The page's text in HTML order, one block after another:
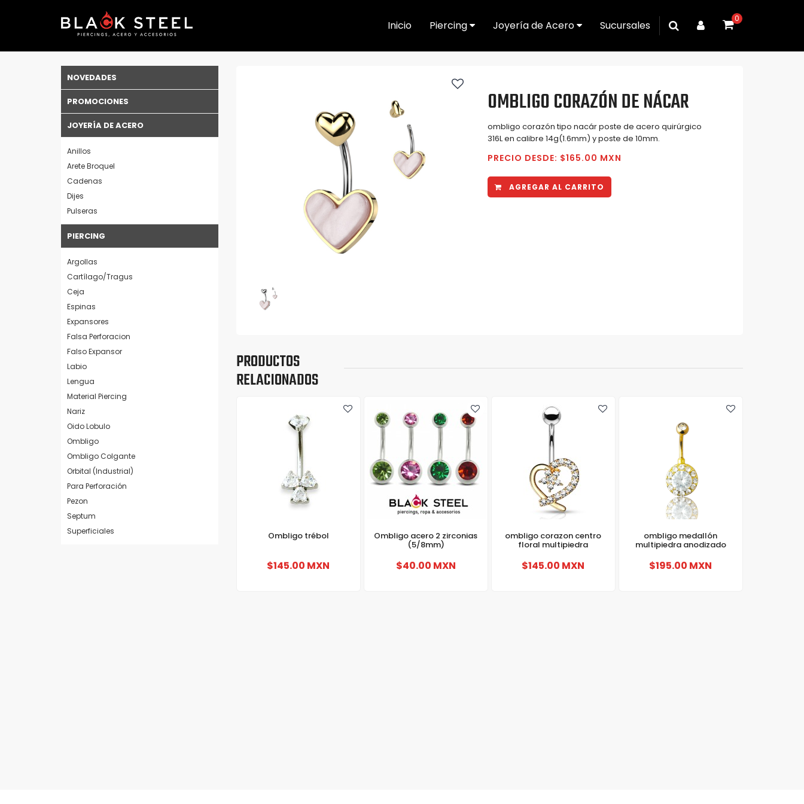
Inicio Piercing Joyería de Acero Sucursales
0
NOVEDADES
PROMOCIONES
JOYERÍA DE ACERO
Anillos
Arete Broquel
Cadenas
Dijes
Pulseras
PIERCING
Argollas
Cartílago/Tragus
Ceja
Espinas
Expansores
Falsa Perforacion
Falso Expansor
Labio
Lengua
Material Piercing
Nariz
Oido Lobulo
Ombligo
Ombligo Colgante
Orbital (Industrial)
Para Perforación
Pezon
Septum
Superficiales
OMBLIGO CORAZÓN DE NÁCAR
ombligo corazón tipo nacár poste de acero quirúrgico
316L en calibre 14g(1.6mm) y poste de 10mm.
PRECIO DESDE: $165.00 MXN
AGREGAR AL CARRITO
PRODUCTOS
RELACIONADOS
Ombligo trébol
$145.00 MXN
Ombligo acero 2 zirconias
(5/8mm)
$40.00 MXN
ombligo corazon centro
floral multipiedra
$145.00 MXN
ombligo medallón
multipiedra anodizado
$195.00 MXN